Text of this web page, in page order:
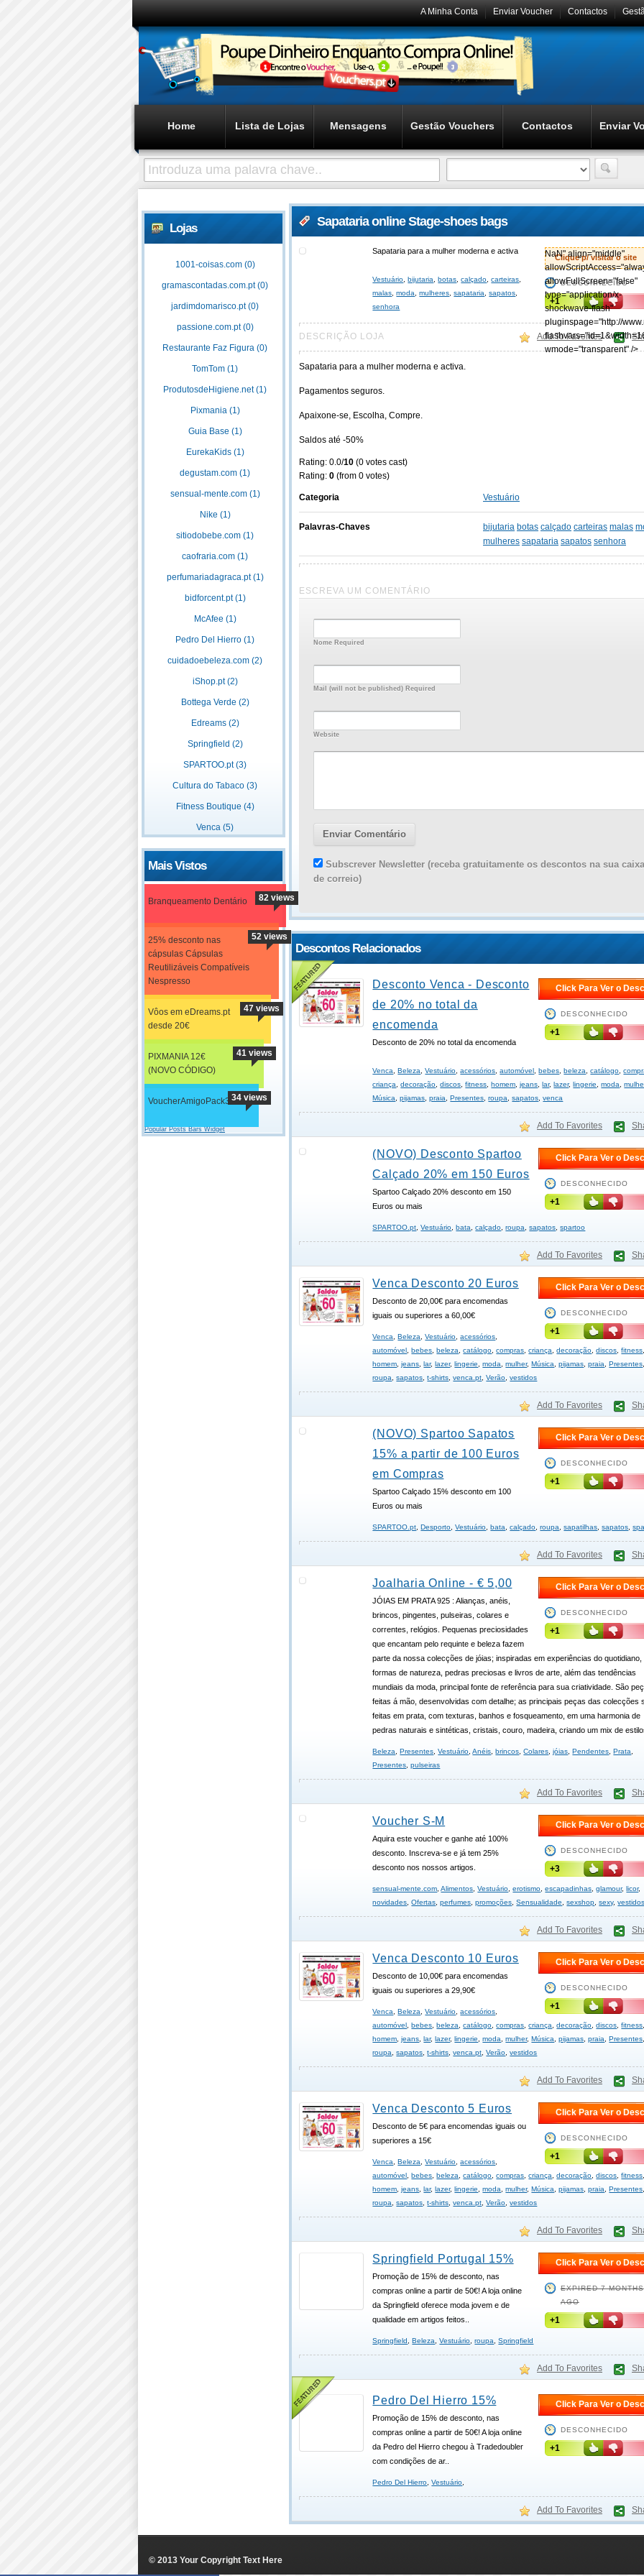
Contactos
Enviar Voucher
A Minha Conta
Home Lista de Lojas Mensagens Gestão Vouchers Contactos Enviar
Lojas
1001-coisas.com (0)
gramascontadas.com.pt (0)
jardimdomarisco.pt (0)
passione.com.pt (0)
Restaurante Faz Figura (0)
TomTom (1)
ProdutosdeHigiene.net (1)
Pixmania (1)
Guia Base (1)
EurekaKids (1)
degustam.com (1)
sensual-mente.com (1)
Nike (1)
sitiodobebe.com (1)
caofraria.com (1)
perfumariadagraca.pt (1)
bidforcent.pt (1)
McAfee (1)
Pedro Del Hierro (1)
cuidadoebeleza.com (2)
iShop.pt (2)
Bottega Verde (2)
Edreams (2)
Springfield (2)
SPARTOO.pt (3)
Cultura do Tabaco (3)
Fitness Boutique (4)
Venca (5)
Mais Vistos
Branqueamento Dentário 82 views
25% desconto nas
cápsulas Cápsulas
Reutilizáveis Compatíveis
Nespresso
52 views
Vôos em eDreams.pt
desde 20€
47 views
PIXMANIA 12€
(NOVO CÓDIGO)
41 views
VoucherAmigoPack3h/s34 views
Popular Posts Bars Widget
Sapataria online Stage-shoes bags
Clique p/ visitar o site
NaN" align="middle"
allowFullScreen="false"
type="application/x-
shockwave-flash"
pluginspage="http://
wmode="transparent" />
DESCONHECIDO
+1
Sapataria para a mulher moderna e activa
Vestuário ,bijutaria ,botas ,calçado ,carteiras
malas ,moda ,mulheres ,sapataria ,sapatos
senhora
Add To Favorites
DESCRIÇÃO LOJA
Sapataria para a mulher moderna e activa.
Pagamentos seguros.
Apaixone-se, Escolha, Compre.
Saldos até -50%
Rating: 0.0/10 (0 votes cast)
Rating: 0 (from 0 votes)
Categoria Vestuário
Palavras-Chaves bijutaria botas calçado carteiras malas
mulheres sapataria sapatos senhora
ESCREVA UM COMENTÁRIO
Nome Required
Mail (will not be published) Required
Website
Subscrever Newsletter (receba gratuitamente os descontos na sua caixa
de correio)
Descontos Relacionados
Click Para Ver o
DESCONHECIDO
+1
Desconto Venca - Desconto
de 20% no total da
encomenda
Desconto de 20% no total da encomenda
Venca ,Beleza ,Vestuário ,acessórios ,automóvel ,bebes ,beleza ,catálogo ,
criança
,decoração ,discos ,fitness ,homem ,jeans ,lar,lazer,lingerie ,moda ,
Música
,pijamas ,praia ,Presentes ,roupa ,sapatos ,venca
Add To Favorites
Click Para Ver o
DESCONHECIDO
+1
(NOVO) Desconto Spartoo
Calçado 20% em 150 Euros
Spartoo Calçado 20% desconto em 150
Euros ou mais
SPARTOO.pt ,Vestuário ,bata ,calçado ,roupa ,sapatos ,spartoo
Add To Favorites
Click Para Ver o
DESCONHECIDO
+1
Venca Desconto 20 Euros
Desconto de 20,00€ para encomendas
iguais ou superiores a 60,00€
Venca ,Beleza ,Vestuário ,acessórios
automóvel ,bebes ,beleza ,catálogo ,compras ,criança ,decoração ,discos ,fitness
homem ,jeans ,lar,lazer,lingerie ,moda ,mulher,Música ,pijamas ,praia ,Presentes
roupa
,sapatos ,t-shirts ,venca.pt ,Verão ,vestidos
Add To Favorites
Click Para Ver o
DESCONHECIDO
+1
(NOVO) Spartoo Sapatos
15% a partir de 100 Euros
em Compras
Spartoo Calçado 15% desconto em 100
Euros ou mais
SPARTOO.pt ,Desporto ,Vestuário ,bata ,calçado ,roupa ,sapatilhas ,sapatos ,
Add To Favorites
Click Para Ver o
DESCONHECIDO
+1
Joalharia Online - € 5,00
JÓIAS EM PRATA 925 : Alianças, anéis,
brincos, pingentes, pulseiras, colares e
correntes, relógios. Pequenas preciosidades
que encantam pelo requinte e beleza fazem
parte da nossa colecções de jóias; inspiradas em experiências do quotidiano,
formas de natureza, pedras preciosas e livros de arte, além das tendências
mundiais da moda, principal fonte de referência para sua criatividade. São
feitas á mão, desenvolvidas com detalhe; as principais peças das colecções
feitas em prata, com texturas, banhos e fosqueamento, em uma harmonia de
pedras naturais e sintéticas, cristais, couro, madeira, criando um mix de
Beleza ,Presentes ,Vestuário ,Anéis ,brincos ,Colares ,jóias ,Pendentes ,Prata
Presentes ,pulseiras
Add To Favorites
Click Para Ver o
DESCONHECIDO
+3
Voucher S-M
Aquira este voucher e ganhe até 100%
desconto. Inscreva-se e já tem 25%
desconto nos nossos artigos.
sensual-mente.com ,Alimentos ,Vestuário ,erotismo ,escapadinhas ,glamour,licor,
novidades ,Ofertas ,perfumes ,promoções ,Sensualidade ,sexshop ,sexy,
Add To Favorites
Click Para Ver o
DESCONHECIDO
+1
Venca Desconto 10 Euros
Desconto de 10,00€ para encomendas
iguais ou superiores a 29,90€
Venca ,Beleza ,Vestuário ,acessórios
automóvel ,bebes ,beleza ,catálogo ,compras ,criança ,decoração ,discos ,fitness
homem ,jeans ,lar,lazer,lingerie ,moda ,mulher,Música ,pijamas ,praia ,Presentes
roupa
,sapatos ,t-shirts ,venca.pt ,Verão ,vestidos
Add To Favorites
Click Para Ver o
DESCONHECIDO
+1
Venca Desconto 5 Euros
Desconto de 5€ para encomendas iguais ou
superiores a 15€
Venca ,Beleza ,Vestuário ,acessórios
automóvel ,bebes ,beleza ,catálogo ,compras ,criança ,decoração ,discos ,fitness
homem ,jeans ,lar,lazer,lingerie ,moda ,mulher,Música ,pijamas ,praia ,Presentes
roupa
,sapatos ,t-shirts ,venca.pt ,Verão ,vestidos
Add To Favorites
Click Para Ver o
EXPIRED 7 MONTHS
AGO
+1
Springfield Portugal 15%
Promoção de 15% de desconto, nas
compras online a partir de 50€! A loja online
da Springfield oferece moda jovem e de
qualidade em artigos feitos..
Springfield ,Beleza ,Vestuário ,roupa ,Springfield
Add To Favorites
Click Para Ver o
DESCONHECIDO
+1
Pedro Del Hierro 15%
Promoção de 15% de desconto, nas
compras online a partir de 50€! A loja online
da Pedro del Hierro chegou à Tradedoubler
com condições de ar..
Pedro Del Hierro ,Vestuário
Add To Favorites
© 2013 Your Copyright Text Here